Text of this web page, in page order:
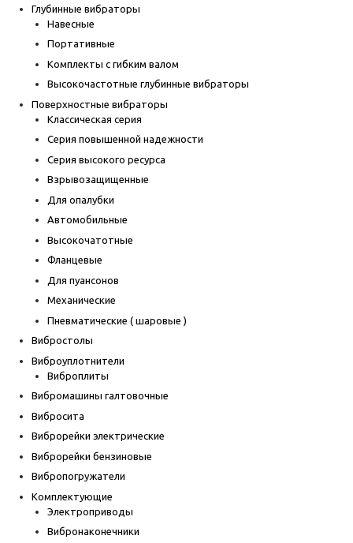
Глубинные вибраторы
Навесные
Портативные
Комплекты с гибким валом
Высокочастотные глубинные вибраторы
Поверхностные вибраторы
Классическая серия
Серия повышенной надежности
Серия высокого ресурса
Взрывозащищенные
Для опалубки
Автомобильные
Высокочатотные
Фланцевые
Для пуансонов
Механические
Пневматические ( шаровые )
Вибростолы
Виброуплотнители
Виброплиты
Вибромашины галтовочные
Вибросита
Виброрейки электрические
Виброрейки бензиновые
Вибропогружатели
Комплектующие
Электроприводы
Вибронаконечники